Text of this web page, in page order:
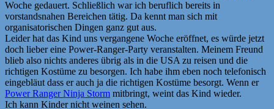
Woche gedauert. Schließlich war ich beruflich bereits in
vorstandsnahen Bereichen tätig. Da kennt man sich mit
organisatorischen Dingen ganz gut aus.
Leider hat das Kind uns vergangene Woche eröffnet, es würde jetzt
doch lieber eine Power-Ranger-Party veranstalten. Meinem Freund
blieb also nichts anderes übrig als in die USA zu reisen und die
richtigen Kostüme zu besorgen. Ich habe ihm eben noch telefonisch
eingebläut dass er auch ja die richtigen Kostüme besorgt. Wenn er
Power Ranger Ninja Storm mitbringt, weint das Kind wieder.
Ich kann Kinder nicht weinen sehen.